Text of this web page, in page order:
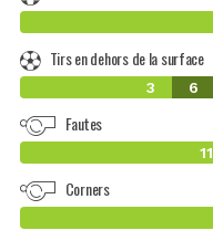
Tirs en dehors de la surface
3 6
Fautes
11
Corners